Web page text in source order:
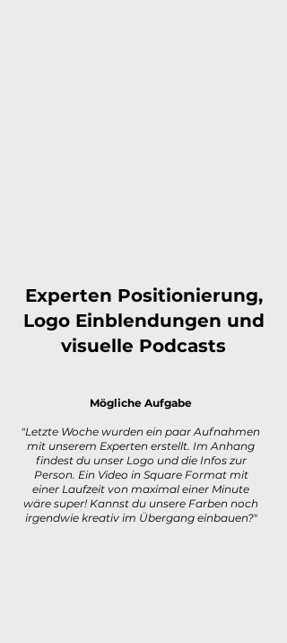
Experten Positionierung,
Logo Einblendungen und
visuelle Podcasts
Mögliche Aufgabe
"Letzte Woche wurden ein paar Aufnahmen
mit unserem Experten erstellt. Im Anhang
findest du unser Logo und die Infos zur
Person. Ein Video in Square Format mit
einer Laufzeit von maximal einer Minute
wäre super! Kannst du unsere Farben noch
irgendwie kreativ im Übergang einbauen?"